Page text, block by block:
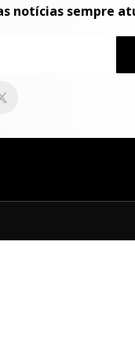
notícias sempre